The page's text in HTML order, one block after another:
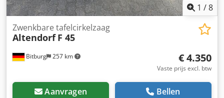
1 /8
Bitburg 257 km
Zwenkbare tafelcirkelzaag
Altendorf F 45
€ 4.350
Vaste prijs excl. btw
Aanvragen Bellen